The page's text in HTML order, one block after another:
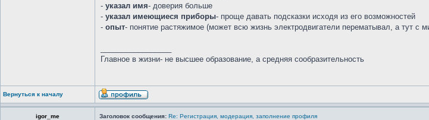
- указал имя- доверия больше
- указал имеющиеся приборы- проще давать подсказки исходя из его возможностей
- опыт- понятие растяжимое (может всю жизнь электродвигатели перематывал, а тут с
Главное в жизни- не высшее образование, а средняя сообразительность
Вернуться к началу
igor_me Заголовок сообщения: Re: Регистрация, модерация, заполнение профиля